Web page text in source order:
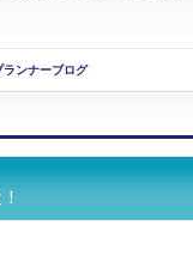
ランナーブログ